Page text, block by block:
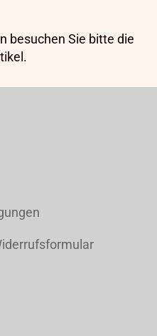
besuchen Sie bitte die